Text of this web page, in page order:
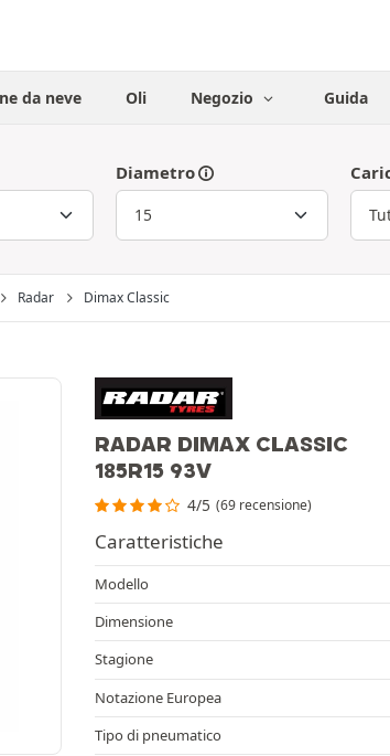
da neve Oli Negozio Guida
Diametro
Radar Dimax Classic
RADAR DIMAX CLASSIC
185R15 93V
4/5 (69 recensione)
Caratteristiche
Modello
Dimensione
Stagione
Notazione Europea
Tipo di pneumatico